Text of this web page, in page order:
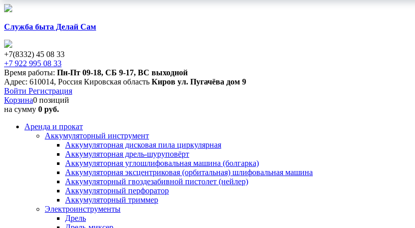
Служба быта Делай Сам
+7(8332) 45 08 33
+7 922 995 08 33
Время работы: Пн-Пт 09-18, СБ 9-17, ВС выходной
Адрес: 610014, Россия Кировская область Киров ул. Пугачёва дом 9
Войти Регистрация
Корзина0 позиций
на сумму 0 руб.
Аренда и прокат
Аккумуляторный инструмент
Аккумуляторная дисковая пила циркулярная
Аккумуляторная дрель-шуруповёрт
Аккумуляторная углошлифовальная машина (болгарка)
Аккумуляторная эксцентриковая (орбитальная) шлифовальная машина
Аккумуляторный гвоздезабивной пистолет (нейлер)
Аккумуляторный перфоратор
Аккумуляторный триммер
Электроинструменты
Дрель